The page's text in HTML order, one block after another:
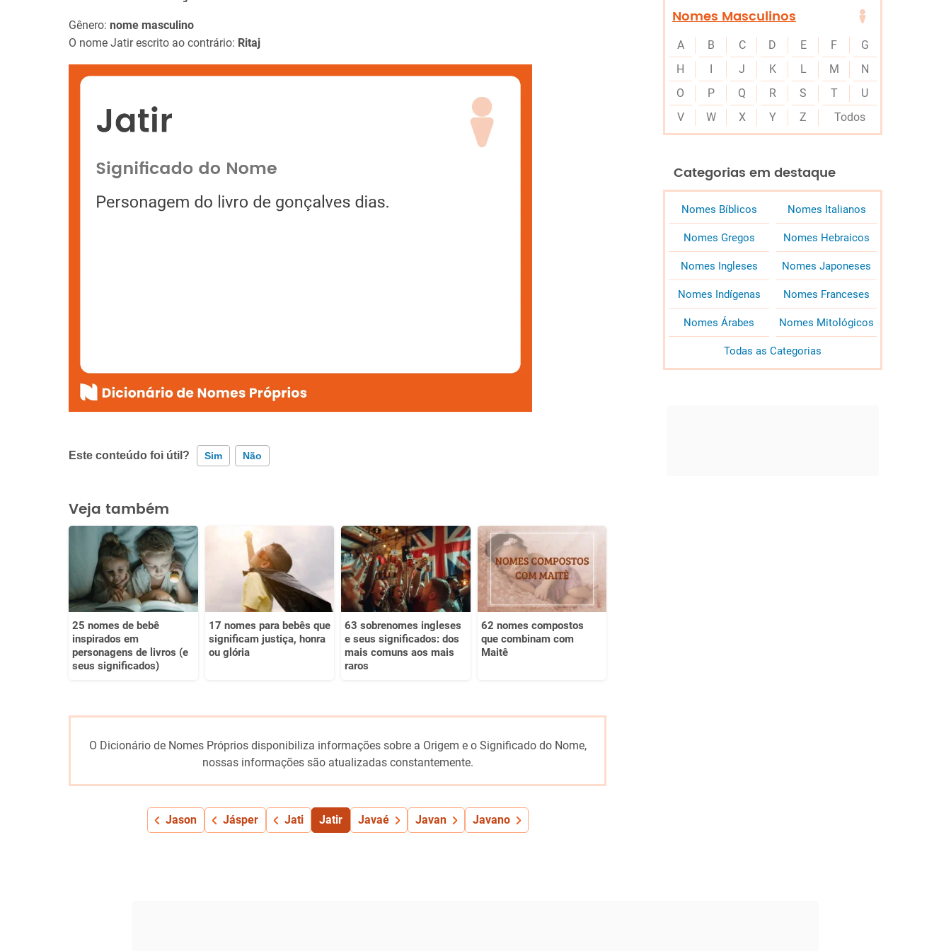
Gênero: nome masculino
O nome Jatir escrito ao contrário: Ritaj
Este conteúdo foi útil? Sim Não
Este conteúdo contém informação incorreta
Este conteúdo não tem a informação que procuro
Outro
Veja também
25 nomes de bebê
inspirados em
personagens de livros (e
seus significados)
17 nomes para bebês que
significam justiça, honra
ou glória
63 sobrenomes ingleses
e seus significados: dos
mais comuns aos mais
raros
62 nomes compostos
que combinam com
Maitê
O Dicionário de Nomes Próprios disponibiliza informações sobre a Origem e o Significado do Nome,
nossas informações são atualizadas constantemente.
Jason Jásper Jati Jatir Javaé Javan Javano
Nomes Masculinos
A B C D E F
G
H
I J K L M
N
O
P Q R S T
U
V
W X Y Z Todos
Categorias em destaque
Nomes Bíblicos Nomes Italianos
Nomes Gregos Nomes Hebraicos
Nomes Ingleses Nomes Japoneses
Nomes Indígenas Nomes Franceses
Nomes Árabes Nomes Mitológicos
Todas as Categorias